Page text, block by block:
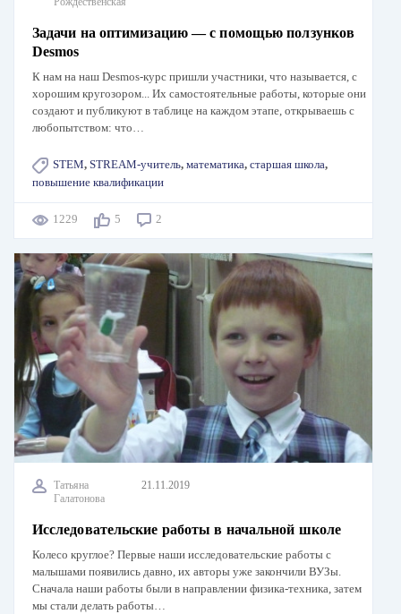
Задачи на оптимизацию — с помощью ползунков
Desmos
К нам на наш Desmos-курс пришли участники, что называется, с
хорошим кругозором... Их самостоятельные работы, которые они
создают и публикуют в таблице на каждом этапе, открываешь с
любопытством: что…
STEM, STREAM-учитель, математика, старшая школа,
повышение квалификации
1229 5 2
Татьяна
Галатонова
21.11.2019
Исследовательские работы в начальной школе
Колесо круглое? Первые наши исследовательские работы с
малышами появились давно, их авторы уже закончили ВУЗы.
Сначала наши работы были в направлении физика-техника, затем
мы стали делать работы…